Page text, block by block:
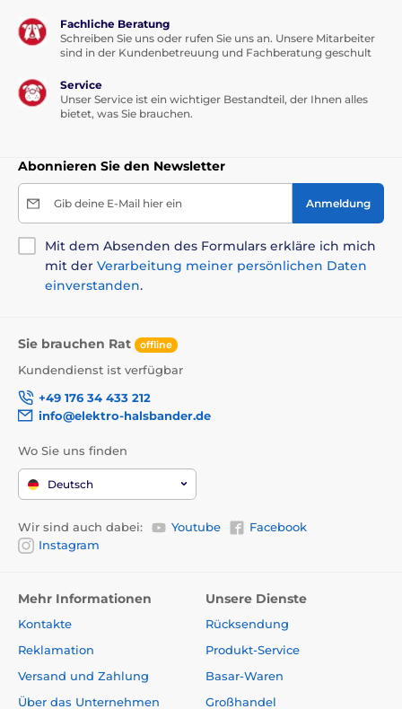
Fachliche Beratung
Schreiben Sie uns oder rufen Sie uns an. Unsere Mitarbeiter
sind in der Kundenbetreuung und Fachberatung geschult
Service
Unser Service ist ein wichtiger Bestandteil, der Ihnen alles
bietet, was Sie brauchen.
Abonnieren Sie den Newsletter
Gib deine E-Mail hier ein Anmeldung
Mit dem Absenden des Formulars erkläre ich mich
mit der Verarbeitung meiner persönlichen Daten
einverstanden.
Sie brauchen Rat offline
Kundendienst ist verfügbar
+49 176 34 433 212
info@elektro-halsbander.de
Wo Sie uns finden
Deutsch
Wir sind auch dabei: Youtube
Facebook
Instagram
Mehr Informationen
Kontakte
Reklamation
Versand und Zahlung
Über das Unternehmen
Unsere Dienste
Rücksendung
Produkt-Service
Basar-Waren
Großhandel